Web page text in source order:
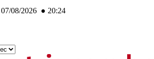
07/08/2026 ● 20:24